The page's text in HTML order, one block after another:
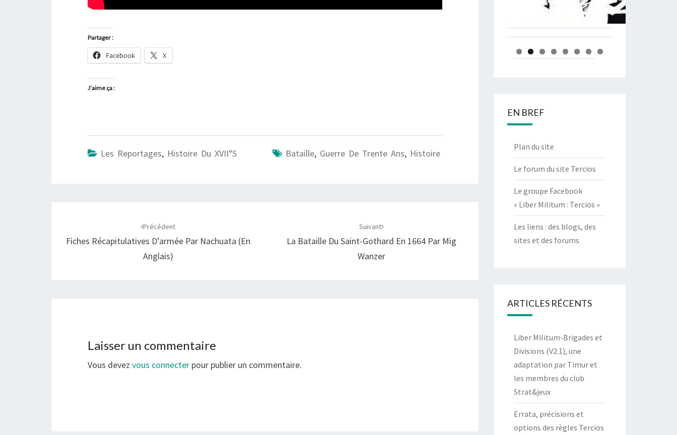
Partager :
Facebook X
J’aime ça :
Les Reportages, Histoire Du XVII°s Bataille, Guerre De Trente Ans, Histoire
Précédent
Fiches Récapitulatives D’armée Par Nachuata (en
Anglais)
Suivant
La Bataille Du Saint-Gothard En 1664 Par Mig
Wanzer
Laisser un commentaire
Vous devez vous connecter pour publier un commentaire.
EN BREF
Plan du site
Le forum du site Tercios
Le groupe Facebook
« Liber Militum : Tercios »
Les liens : des blogs, des
sites et des forums
ARTICLES RÉCENTS
Liber Militum-Brigades et
Divisions (V2.1), une
adaptation par Timur et
les membres du club
Strat&jeux
Errata, précisions et
options des règles Tercios